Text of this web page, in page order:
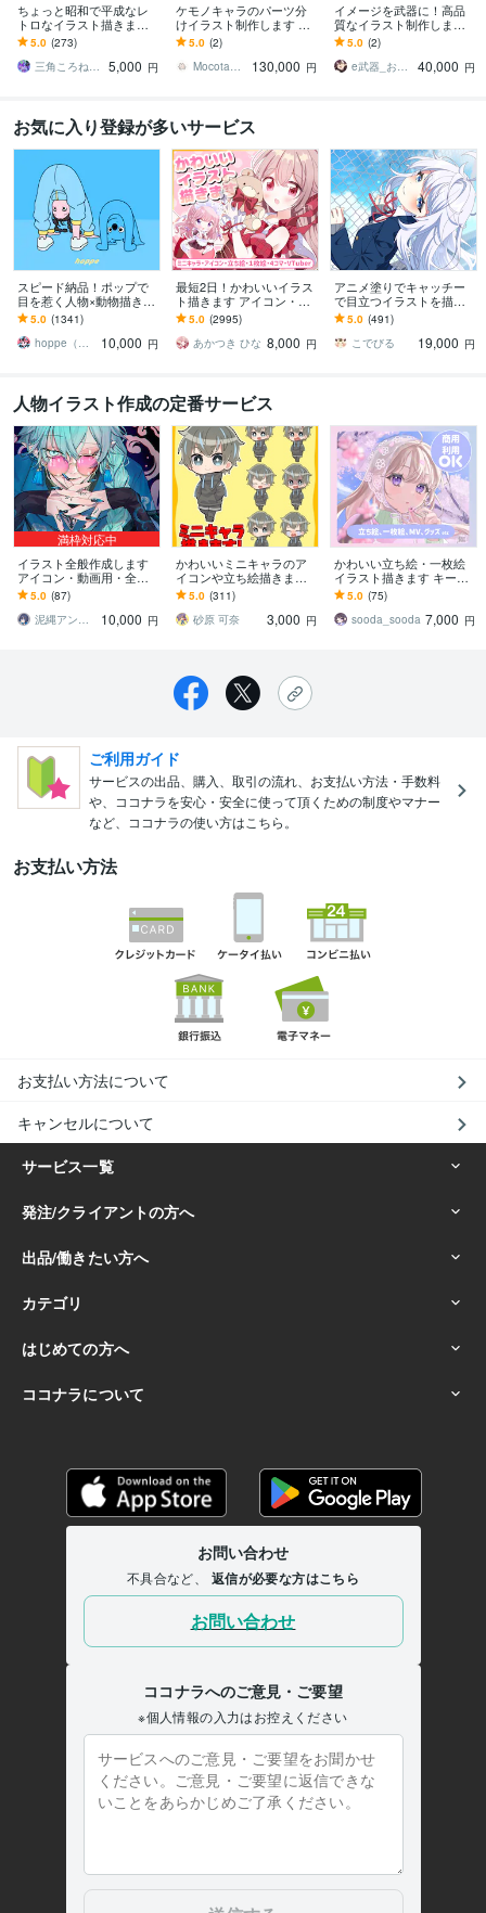
ちょっと昭和で平成なレ
トロなイラスト描きます
昭和・平成レトロ☆ネオ
ン☆パステル
5.0 (273)
三角ころねる☆プロフ必読願います
5,000 円
ケモノキャラのパーツ分
けイラスト制作します 顔
が良いイケケモVtuberに
なりたい方、お任せくだ
さい！
5.0 (2)
Mocota（もこた）
130,000 円
イメージを武器に！高品
質なイラスト制作します
配信イラスト、立ち絵、
キャラデザまで幅広くお
まかせください！
5.0 (2)
e武器_お仕事募集中！
40,000 円
お気に入り登録が多いサービス
スピード納品！ポップで
目を惹く人物×動物描きま
す 挿絵・動画・グッズな
ど鮮やかな配色で個性を
出したい方へ
5.0 (1341)
hoppe（ほっぺ）
10,000 円
最短2日！かわいいイラス
ト描きます アイコン・ミ
ニキャラ・４コマ・立ち
絵をスピード納品しま
す！
5.0 (2995)
あかつき ひな 8,000 円
アニメ塗りでキャッチー
で目立つイラストを描き
ます 動画用、スチル、ア
イコン等、目を引くイラ
ストをご希望の方に！
5.0 (491)
こでびる
19,000 円
人物イラスト作成の定番サービス
満枠対応中
イラスト全般作成します
アイコン・動画用・全
身・挿絵イラストなど
5.0 (87)
泥縄アンダーバー
10,000 円
かわいいミニキャラのア
イコンや立ち絵描きます
表情差分のオプションあ
ります！商用利用可！
5.0 (311)
砂原 可奈
3,000 円
かわいい立ち絵・一枚絵
イラスト描きます キービ
ジュアルや歌ってみた、
漫画も対応可能！
5.0 (75)
sooda_sooda 7,000 円
ご利用ガイド
サービスの出品、購入、取引の流れ、お支払い方法・手数料
や、ココナラを安心・安全に使って頂くための制度やマナー
など、ココナラの使い方はこちら。
お支払い方法
お支払い方法について
キャンセルについて